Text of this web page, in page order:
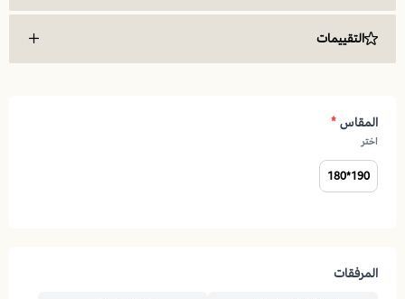
بنوابض متصلة
وصف المنتج:
سيتي
التقييمات
المقاس*
اختر
190*180
المرفقات